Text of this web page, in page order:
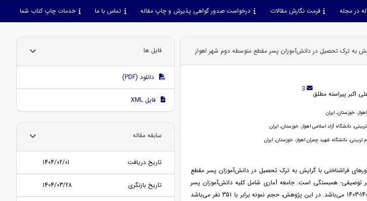
در مجله فرمت نگارش مقالات درخواست صدور گواهی پذیرش و چاپ مقاله تماس با ما خدمات چاپ کتاب شما
به ترک تحصیل در دانش‌آموزان پسر مقطع متوسطه دوم شهر اهواز
اکبر پیراسته مطلق 3
خوزستان، ایران
دانشگاه آزاد اسلامی اهواز، خوزستان، ایران
دانشگاه شهید چمران اهواز، خوزستان، ایران
فراشناختی با گرایش به ترک تحصیل در دانش‌آموزان پسر مقطع
همبستگی است. جامعه آماری شامل کلیه دانش‌آموزان پسر
مقطع متوسطه دوم شهر اهواز در سال تحصیلی 1404-1403 می‌باشد. در این پژوهش، حجم نمونه برابر با 351 نفر می‌باشد
فایل ها
دانلود (PDF)
فایل XML
سابقه مقاله
تاریخ دریافت 1404/02/01
تاریخ بازنگری 1404/03/28